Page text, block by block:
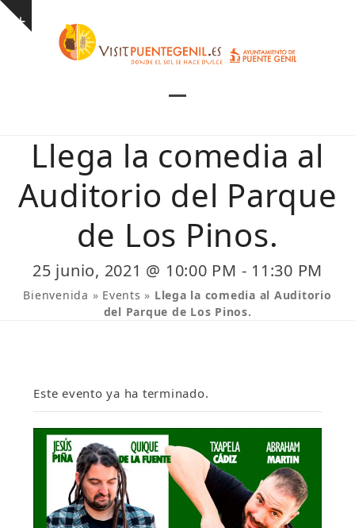
Skip
Show
menu
menu
Llega la comedia al
Auditorio del Parque
de Los Pinos.
25 junio, 2021 @ 10:00 PM - 11:30 PM
Bienvenida » Events » Llega la comedia al Auditorio
del Parque de Los Pinos.
Este evento ya ha terminado.